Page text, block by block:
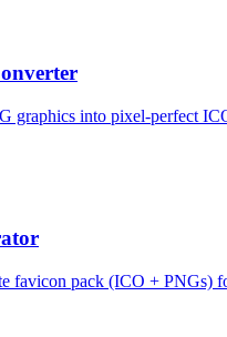
graphics into pixel-perfect
favicon pack (ICO + PNGs)